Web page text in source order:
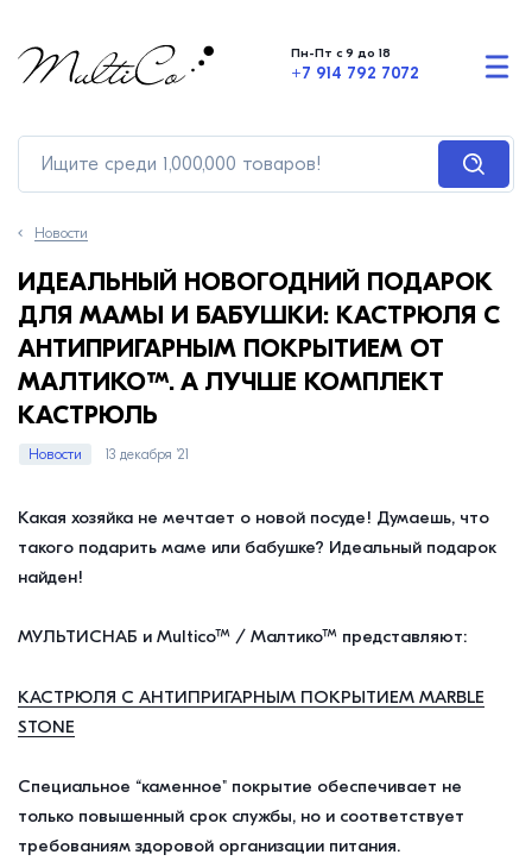
Пн-Пт с 9 до 18
+7 914 792 7072
Новости
ИДЕАЛЬНЫЙ НОВОГОДНИЙ ПОДАРОК
ДЛЯ МАМЫ И БАБУШКИ: КАСТРЮЛЯ С
АНТИПРИГАРНЫМ ПОКРЫТИЕМ ОТ
МАЛТИКО™. А ЛУЧШЕ КОМПЛЕКТ
КАСТРЮЛЬ
Новости 13 декабря ’21
Какая хозяйка не мечтает о новой посуде! Думаешь, что
такого подарить маме или бабушке? Идеальный подарок
найден!
МУЛЬТИСНАБ и Multico™ / Малтико™ представляют:
КАСТРЮЛЯ С АНТИПРИГАРНЫМ ПОКРЫТИЕМ MARBLE
STONE
Специальное “каменное" покрытие обеспечивает не
только повышенный срок службы, но и соответствует
требованиям здоровой организации питания.